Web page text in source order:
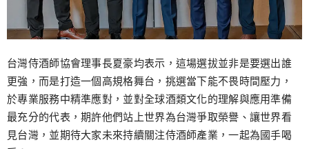
台灣侍酒師協會理事長夏豪均表示，這場選拔並非是要選出誰
更強，而是打造一個高規格舞台，挑選當下能不畏時間壓力，
於專業服務中精準應對，並對全球酒類文化的理解與應用準備
最充分的代表，期許他們站上世界為台灣爭取榮譽、讓世界看
見台灣，並期待大家未來持續關注侍酒師產業，一起為國手喝